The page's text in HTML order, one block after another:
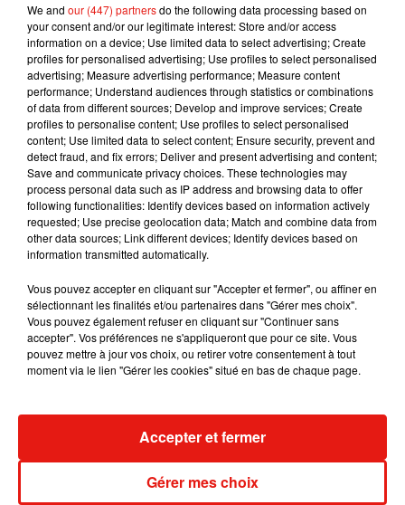
Musique
7 août 2026
RÜFÜS DU SOL annonce un nouvel
album après sa tournée mondiale
7 août 2026
Angèle et Amélie Lens dévoilent leur
collaboration tant attendue
We and our (447) partnersdo the following data processing based on
your consent and/or our legitimate interest: Store and/or access
information on a device; Use limited data to select advertising; Create
profiles for personalised advertising; Use profiles to select personalised
advertising; Measure advertising performance; Measure content
performance; Understand audiences through statistics or combinations
of data from different sources; Develop and improve services; Create
profiles to personalise content; Use profiles to select personalised
content; Use limited data to select content; Ensure security, prevent and
detect fraud, and fix errors; Deliver and present advertising and content;
Save and communicate privacy choices. These technologies may
process personal data such as IP address and browsing data to offer
following functionalities: Identify devices based on information actively
requested; Use precise geolocation data; Match and combine data from
other data sources; Link different devices; Identify devices based on
information transmitted automatically.
Vous pouvez accepter en cliquant sur "Accepter et fermer", ou affiner en
sélectionnant les finalités et/ou partenaires dans "Gérer mes choix".
Vous pouvez également refuser en cliquant sur "Continuer sans
accepter". Vos préférences ne s'appliqueront que pour ce site. Vous
pouvez mettre à jour vos choix, ou retirer votre consentement à tout
moment via le lien "Gérer les cookies" situé en bas de chaque page.
Gérer mes choix
Accepter et fermer